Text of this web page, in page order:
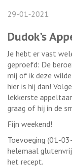
29-01-2021
Dudok’s
Je hebt er vast
geproefd: De
mij of ik deze
hier is hij dan!
lekkerste
graag of hij in de
Fijn weekend!
Toevoeging (01-
helemaal
het recept.